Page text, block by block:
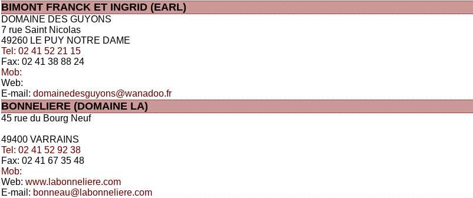
BIMONT FRANCK ET INGRID (EARL)
DOMAINE DES GUYONS
7 rue Saint Nicolas
49260 LE PUY NOTRE DAME
Tel: 02 41 52 21 15
Fax: 02 41 38 88 24
Mob:
Web:
E-mail: domainedesguyons@wanadoo.fr
BONNELIERE (DOMAINE LA)
45 rue du Bourg Neuf
49400 VARRAINS
Tel: 02 41 52 92 38
Fax: 02 41 67 35 48
Mob:
Web: www.labonneliere.com
E-mail: bonneau@labonneliere.com